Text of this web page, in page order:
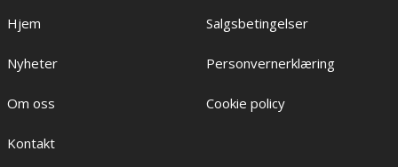
Hjem
Nyheter
Om oss
Kontakt
Salgsbetingelser
Personvernerklæring
Cookie policy